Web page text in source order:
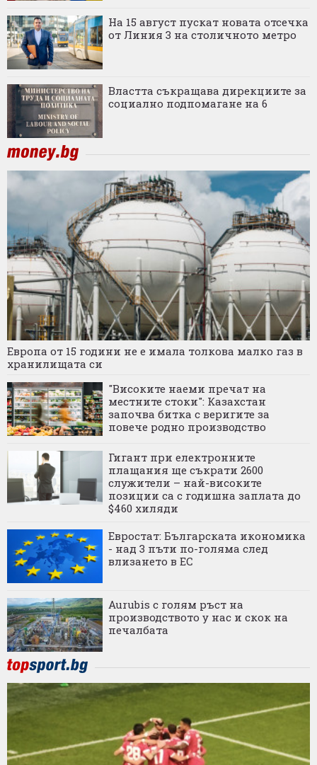
На 15 август пускат новата отсечка
от Линия 3 на столичното метро
Властта съкращава дирекциите за
социално подпомагане на 6
Европа от 15 години не е имала толкова малко газ в
хранилищата си
"Високите наеми пречат на
местните стоки": Казахстан
започва битка с веригите за
повече родно производство
Гигант при електронните
плащания ще съкрати 2600
служители – най-високите
позиции са с годишна заплата до
$460 хиляди
Евростат: Българската икономика
- над 3 пъти по-голяма след
влизането в ЕС
Aurubis с голям ръст на
производството у нас и скок на
печалбата